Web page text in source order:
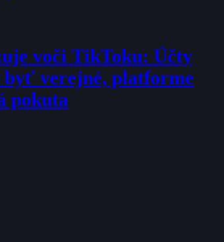
voči TikToku: Účty
byť verejné, platforme
pokuta